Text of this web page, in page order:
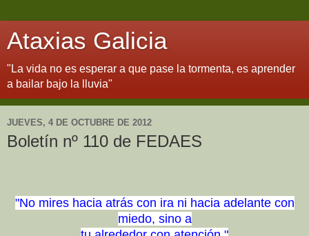
Ataxias Galicia
"La vida no es esperar a que pase la tormenta, es aprender
a bailar bajo la lluvia"
JUEVES, 4 DE OCTUBRE DE 2012
Boletín nº 110 de FEDAES
"No mires hacia atrás con ira ni hacia adelante con
miedo, sino a